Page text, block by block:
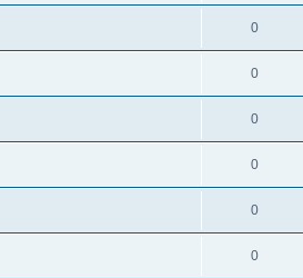
0
0
0
0
0
0